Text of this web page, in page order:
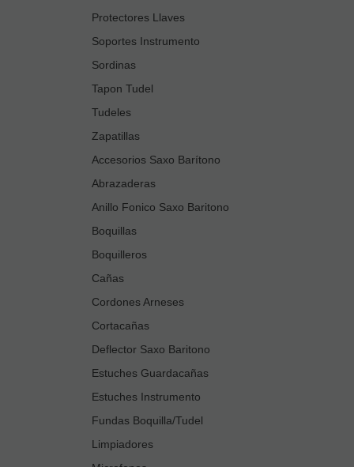
Protectores Llaves
Soportes Instrumento
Sordinas
Tapon Tudel
Tudeles
Zapatillas
Accesorios Saxo Barítono
Abrazaderas
Anillo Fonico Saxo Baritono
Boquillas
Boquilleros
Cañas
Cordones Arneses
Cortacañas
Deflector Saxo Baritono
Estuches Guardacañas
Estuches Instrumento
Fundas Boquilla/Tudel
Limpiadores